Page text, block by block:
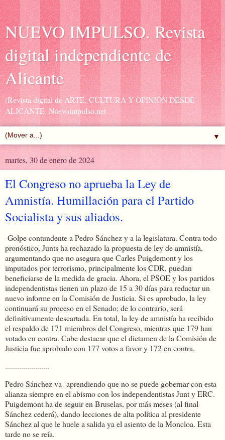
NUEVO IMPULSO. Revista
digital independiente de
Alicante
(Revista digital de ARTE, CULTURA Y OPINIÓN DESDE
ALICANTE. Nuevoimpulso.net
▼
martes, 30 de enero de 2024
El Congreso no aprueba la Ley de
Amnistía. Humillación para el Partido
Socialista y sus aliados.
Golpe contundente a Pedro Sánchez y a la legislatura. Contra todo
pronóstico, Junts ha rechazado la propuesta de ley de amnistía,
argumentando que no asegura que Carles Puigdemont y los
imputados por terrorismo, principalmente los CDR, puedan
beneficiarse de la medida de gracia. Ahora, el PSOE y los partidos
independentistas tienen un plazo de 15 a 30 días para redactar un
nuevo informe en la Comisión de Justicia. Si es aprobado, la ley
continuará su proceso en el Senado; de lo contrario, será
definitivamente descartada. En total, la ley de amnistía ha recibido
el respaldo de 171 miembros del Congreso, mientras que 179 han
votado en contra. Cabe destacar que el dictamen de la Comisión de
Justicia fue aprobado con 177 votos a favor y 172 en contra.
......................
Pedro Sánchez va aprendiendo que no se puede gobernar con esta
alianza siempre en el abismo con los independentistas Junt y ERC.
Puigdemont ha de seguir en Bruselas, por más meses (al final
Sánchez cederá), dando lecciones de alta política al presidente
Sánchez al que le huele a salida ya el asiento de la Moncloa. Esta
tarde no se reía.